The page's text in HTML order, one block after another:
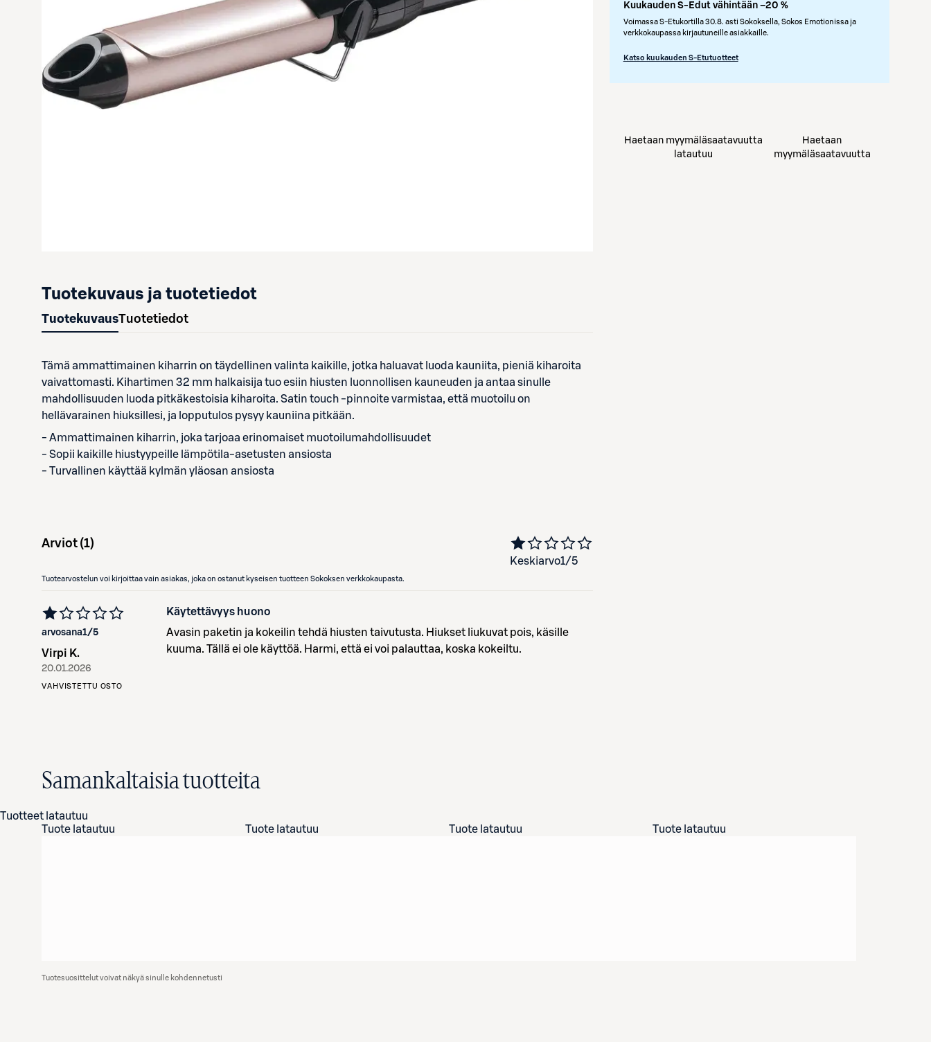
Avaa tuotekuva suurennettuna Kuukauden S-Edut vähintään –20 %
Voimassa S-Etukortilla 30.8. asti Sokoksella, Sokos Emotionissa ja
verkkokaupassa kirjautuneille asiakkaille.
Katso kuukauden S-Etutuotteet
Haetaan myymäläsaatavuutta
latautuu
Haetaan
myymäläsaatavuutta
Tuotekuvaus ja tuotetiedot
TuotekuvausTuotetiedot
Tämä ammattimainen kiharrin on täydellinen valinta kaikille, jotka haluavat luoda kauniita, pieniä kiharoita
vaivattomasti. Kihartimen 32 mm halkaisija tuo esiin hiusten luonnollisen kauneuden ja antaa sinulle
mahdollisuuden luoda pitkäkestoisia kiharoita. Satin touch -pinnoite varmistaa, että muotoilu on
hellävarainen hiuksillesi, ja lopputulos pysyy kauniina pitkään.
- Ammattimainen kiharrin, joka tarjoaa erinomaiset muotoilumahdollisuudet
- Sopii kaikille hiustyypeille lämpötila-asetusten ansiosta
- Turvallinen käyttää kylmän yläosan ansiosta
Arviot (1)
Keskiarvo1/5
Tuotearvostelun voi kirjoittaa vain asiakas, joka on ostanut kyseisen tuotteen Sokoksen verkkokaupasta.
arvosana1/5
Virpi K.
20.01.2026
VAHVISTETTU OSTO
Käytettävyys huono
Avasin paketin ja kokeilin tehdä hiusten taivutusta. Hiukset liukuvat pois, käsille
kuuma. Tällä ei ole käyttöä. Harmi, että ei voi palauttaa, koska kokeiltu.
Samankaltaisia tuotteita
Tuotteet latautuu
Tuote latautuu
Tuote latautuu Tuote latautuu Tuote latautuu
Tuotesuosittelut voivat näkyä sinulle kohdennetusti